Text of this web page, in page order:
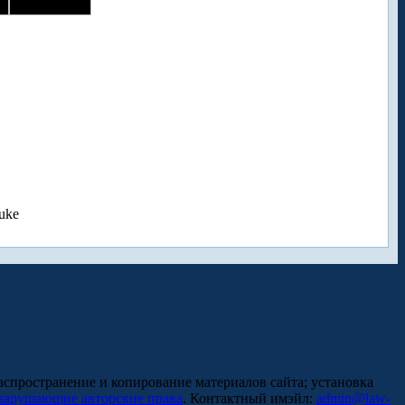
и копирование материалов сайта; установка
авторские права. Контактный имэйл: admin@law-